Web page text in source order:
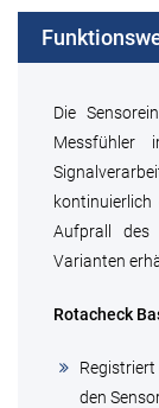
Die
Messfühler
Aufprall des
Varianten
Rotacheck
den